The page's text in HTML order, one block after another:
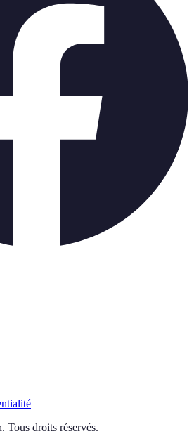
. Tous droits réservés.